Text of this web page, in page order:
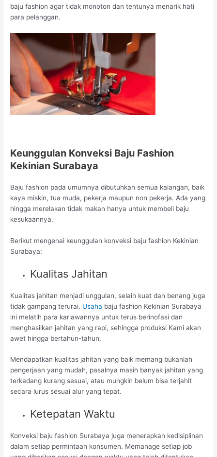
baju fashion agar tidak monoton dan tentunya menarik hati
para pelanggan.
Keunggulan Konveksi Baju Fashion
Kekinian Surabaya
Baju fashion pada umumnya dibutuhkan semua kalangan, baik
kaya miskin, tua muda, pekerja maupun non pekerja. Ada yang
hingga merelakan tidak makan hanya untuk membeli baju
kesukaannya.
Berikut mengenai keunggulan konveksi baju fashion Kekinian
Surabaya:
Kualitas Jahitan
Kualitas jahitan menjadi unggulan, selain kuat dan benang juga
tidak gampang terurai. Usaha baju fashion Kekinian Surabaya
ini melatih para kariawannya untuk terus berinofasi dan
menghasilkan jahitan yang rapi, sehingga produksi Kami akan
awet hingga bertahun-tahun.
Mendapatkan kualitas jahitan yang baik memang bukanlah
pengerjaan yang mudah, pasalnya masih banyak jahitan yang
terkadang kurang sesuai, atau mungkin belum bisa terjahit
secara lurus sesuai alur yang tepat.
Ketepatan Waktu
Konveksi baju fashion Surabaya juga menerapkan kedisiplinan
dalam setiap permintaan konsumen. Memanage setiap job